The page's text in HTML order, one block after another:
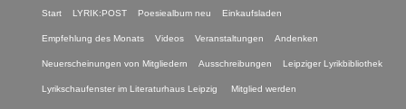
Start LYRIK:POST Poesiealbum neu Einkaufsladen
Empfehlung des Monats Videos Veranstaltungen Andenken
Neuerscheinungen von Mitgliedern Ausschreibungen Leipziger Lyrikbibliothek
Lyrikschaufenster im Literaturhaus Leipzig Mitglied werden